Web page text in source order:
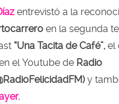
entrevistó a la
en la segunda
“Una Tacita de Café”, el
el Youtube de Radio
y
.